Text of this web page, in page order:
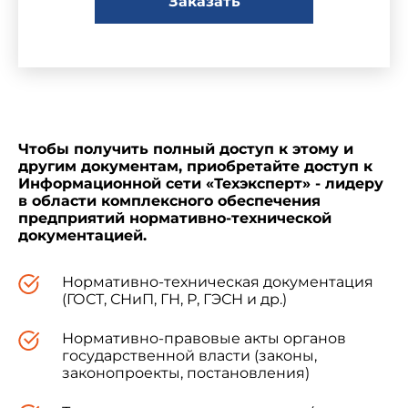
ВНЕСЕНО Изменение N 1, утвержденное
постановлением Госстроя СССР от 11.09.85 N
142, введенное в действие с 01.07.87 и
опубликованное в БСТ N 12, 1985 г.
базы данных по тексту БСТ N 12, 1985 г.
Чтобы получить полный доступ к этому и
другим документам, приобретайте доступ к
Информационной сети «Техэксперт» - лидеру
в области комплексного обеспечения
предприятий нормативно-технической
документацией.
Нормативно-техническая документация
(ГОСТ, СНиП, ГН, Р, ГЭСН и др.)
Нормативно-правовые акты органов
государственной власти (законы,
законопроекты, постановления)